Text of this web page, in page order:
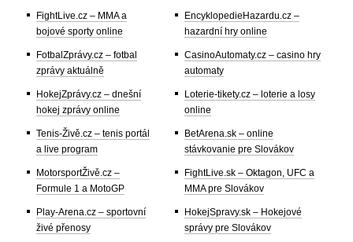
FightLive.cz – MMA a
bojové sporty online
FotbalZprávy.cz – fotbal
zprávy aktuálně
HokejZprávy.cz – dnešní
hokej zprávy online
Tenis-Živě.cz – tenis portál
a live program
MotorsportŽivě.cz –
Formule 1 a MotoGP
Play-Arena.cz – sportovní
živé přenosy
EncyklopedieHazardu.cz –
hazardní hry online
CasinoAutomaty.cz – casino hry
automaty
Loterie-tikety.cz – loterie a losy
online
BetArena.sk – online
stávkovanie pre Slovákov
FightLive.sk – Oktagon, UFC a
MMA pre Slovákov
HokejSpravy.sk – Hokejové
správy pre Slovákov